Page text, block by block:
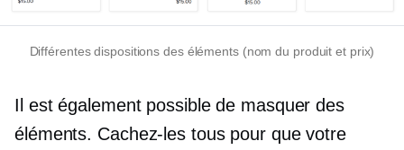
Différentes dispositions des éléments (nom du produit et prix)
Il est également possible de masquer des
éléments. Cachez-les tous pour que votre